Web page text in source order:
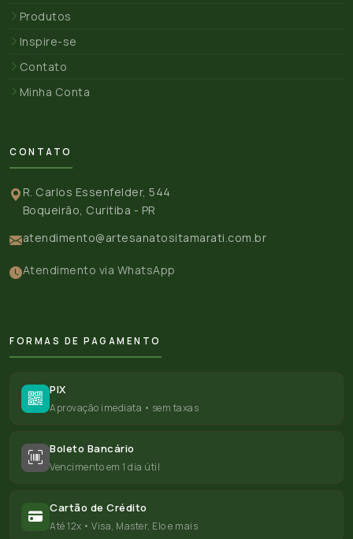
Produtos
Inspire-se
Contato
Minha Conta
CONTATO
R. Carlos Essenfelder, 544
Boqueirão, Curitiba - PR
atendimento@artesanatositamarati.com.br
Atendimento via WhatsApp
FORMAS DE PAGAMENTO
PIX
Aprovação imediata • sem taxas
Boleto Bancário
Vencimento em 1 dia útil
Cartão de Crédito
Até 12x • Visa, Master, Elo e mais